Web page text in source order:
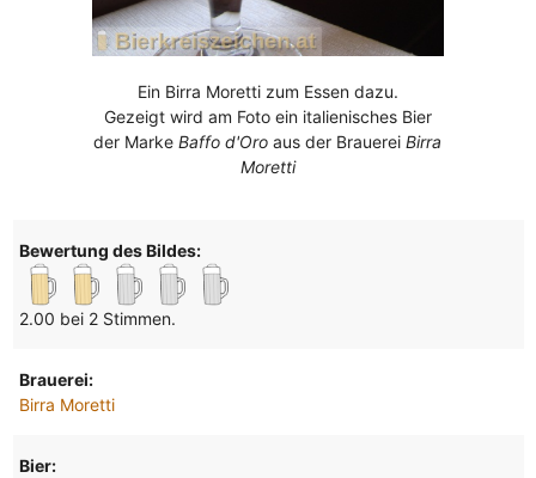
Ein Birra Moretti zum Essen dazu.
Gezeigt wird am Foto ein italienisches Bier
der MarkeBaffo d'Oro aus der BrauereiBirra
Moretti
Bewertung des Bildes:
2.00 bei 2 Stimmen.
Brauerei:
Birra Moretti
Bier: